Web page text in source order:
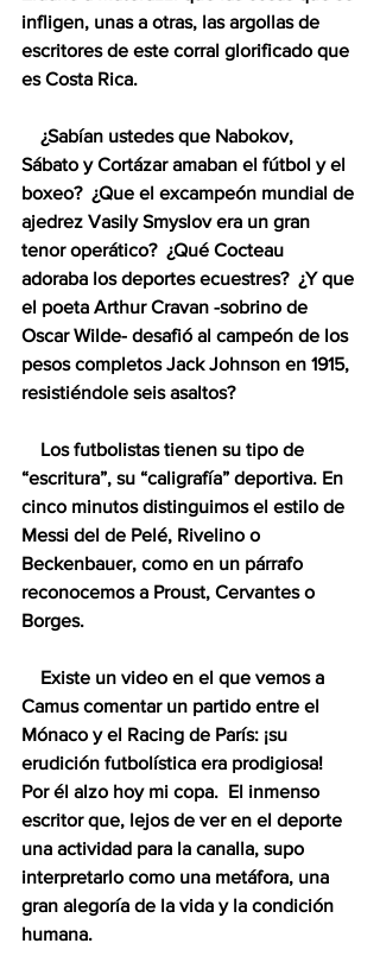
infligen, unas a otras, las argollas de
escritores de este corral glorificado que
es Costa Rica.
Sábato y Cortázar amaban el fútbol y el
boxeo?  ¿Que el excampeón mundial de
ajedrez Vasily Smyslov era un gran
tenor operático?  ¿Qué Cocteau
adoraba los deportes ecuestres?  ¿Y que
el poeta Arthur Cravan -sobrino de
Oscar Wilde- desafió al campeón de los
pesos completos Jack Johnson en 1915,
resistiéndole seis asaltos?
“escritura”, su “caligrafía” deportiva. En
cinco minutos distinguimos el estilo de
Messi del de Pelé, Rivelino o
Beckenbauer, como en un párrafo
reconocemos a Proust, Cervantes o
Borges.
Camus comentar un partido entre el
Mónaco y el Racing de París: ¡su
erudición futbolística era prodigiosa!
Por él alzo hoy mi copa.  El inmenso
escritor que, lejos de ver en el deporte
una actividad para la canalla, supo
interpretarlo como una metáfora, una
gran alegoría de la vida y la condición
humana.